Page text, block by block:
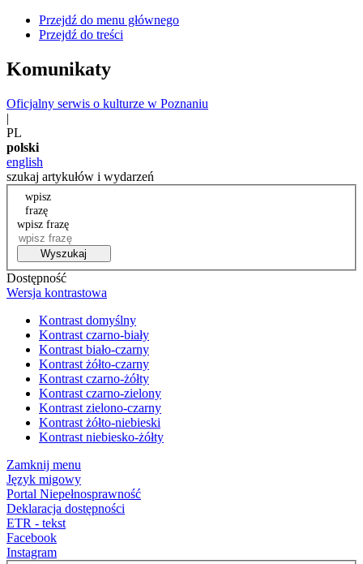
Przejdź do menu głównego
Przejdź do treści
Komunikaty
Oficjalny serwis o kulturze w Poznaniu
|
PL
polski
english
szukaj artykułów i wydarzeń
wpisz
frazę
wpisz frazę
Wyszukaj
Dostępność
Wersja kontrastowa
Kontrast domyślny
Kontrast czarno-biały
Kontrast biało-czarny
Kontrast żółto-czarny
Kontrast czarno-żółty
Kontrast czarno-zielony
Kontrast zielono-czarny
Kontrast żółto-niebieski
Kontrast niebiesko-żółty
Zamknij menu
Język migowy
Portal Niepełnosprawność
Deklaracja dostępności
ETR - tekst
Facebook
Instagram